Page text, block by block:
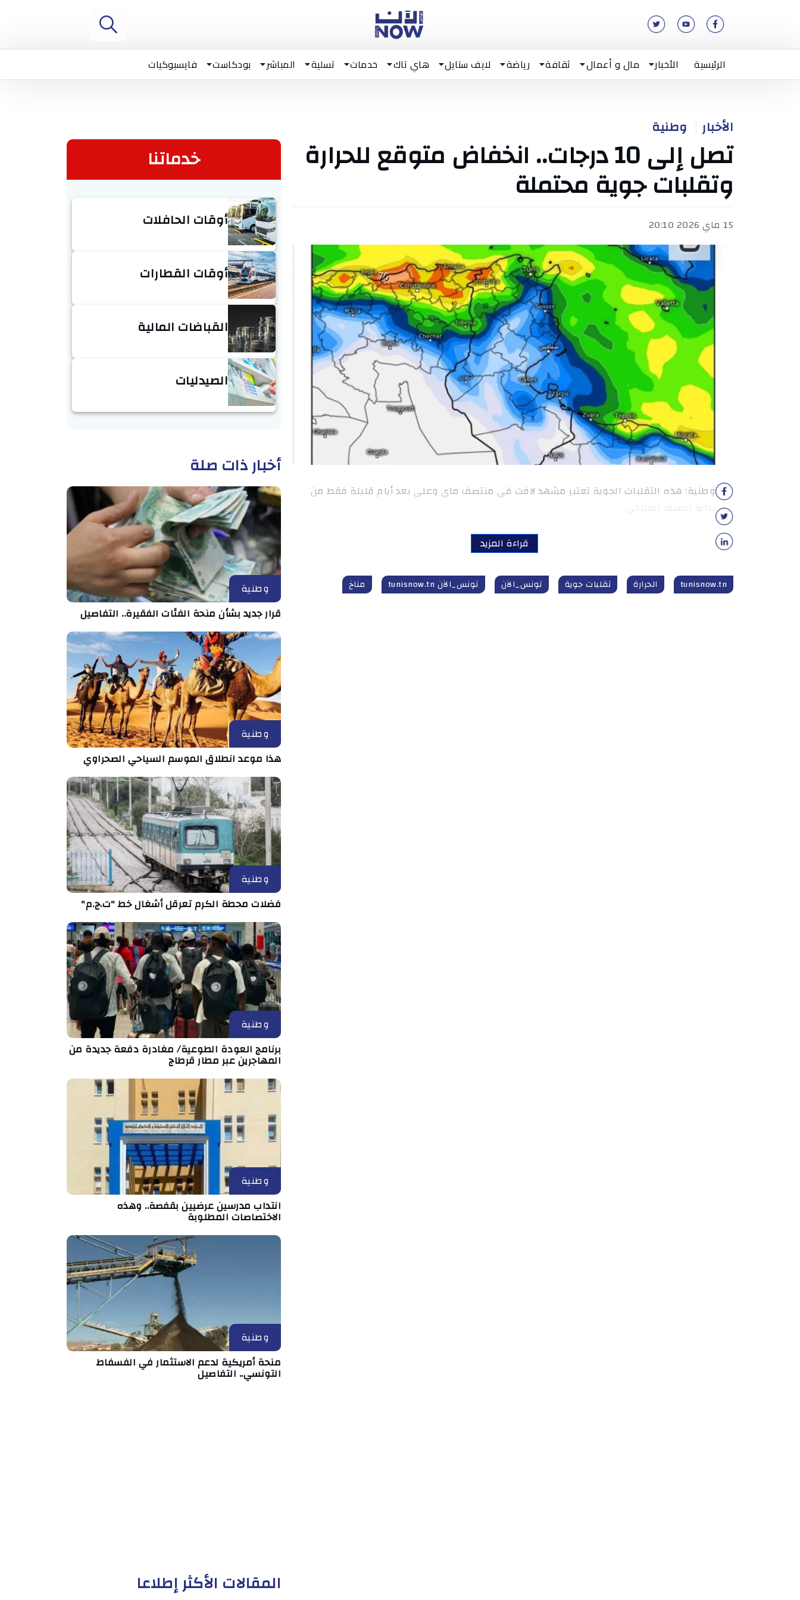
الرئيسية الأخبار مال و أعمال ثقافة رياضة لايف ستايل هاي تاك خدمات تسلية المباشر بودكاست فايسبوكيات
الأخبار وطنية
تصل إلى 10 درجات.. انخفاض متوقع للحرارة
وتقلبات جوية محتملة
15 ماي 2026 20:10
وطنية: هذه التقلبات الجوية تعتبر مشهد لافت في منتصف ماي وعلى بعد أيام قليلة فقط من
قراءة المزيد
tunisnow.tn الحرارة تقلبات جوية تونس_الآن تونس_الآن tunisnow.tn مناخ
خدماتنا
أوقات الحافلات
أوقات القطارات
القباضات المالية
الصيدليات
أخبار ذات صلة
وطنية
قرار جديد بشأن منحة الفئات الفقيرة.. التفاصيل
وطنية
هذا موعد انطلاق الموسم السياحي الصحراوي
وطنية
فضلات محطة الكرم تعرقل أشغال خط "ت.ج.م"
وطنية
برنامج العودة الطوعية/ مغادرة دفعة جديدة من
المهاجرين عبر مطار قرطاج
وطنية
انتداب مدرسين عرضيين بقفصة.. وهذه
الاختصاصات المطلوبة
وطنية
منحة أمريكية لدعم الاستثمار في الفسفاط
التونسي.. التفاصيل
المقالات الأكثر إطلاعا